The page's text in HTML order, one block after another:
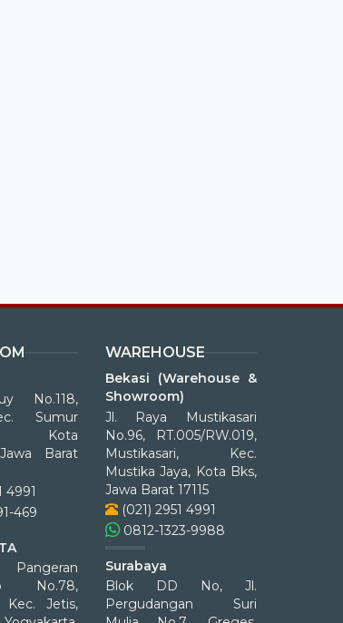
No.118,
Sumur
Kota
Barat
4991
469
No.78,
Kec. Jetis,
WAREHOUSE
Bekasi (Warehouse &
Showroom)
Jl. Raya Mustikasari
No.96, RT.005/RW.019,
Mustikasari, Kec.
Mustika Jaya, Kota Bks,
Jawa Barat 17115
(021) 2951 4991
0812-1323-9988
Surabaya
Blok DD No, Jl.
Pergudangan Suri